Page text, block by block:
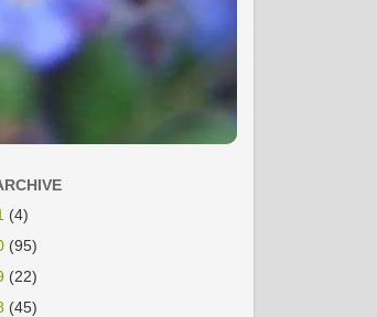
(4)
(95)
(22)
(45)